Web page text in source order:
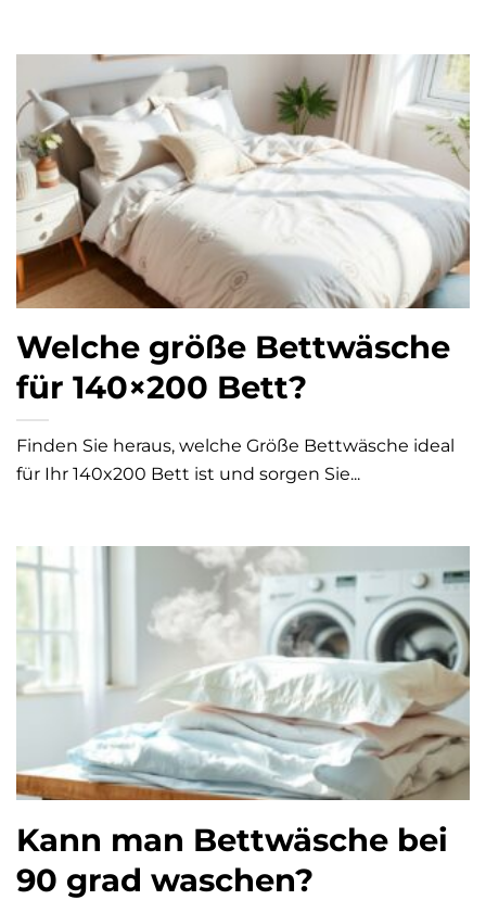
Welche größe Bettwäsche
für 140×200 Bett?
Finden Sie heraus, welche Größe Bettwäsche ideal
für Ihr 140x200 Bett ist und sorgen Sie...
Kann man Bettwäsche bei
90 grad waschen?